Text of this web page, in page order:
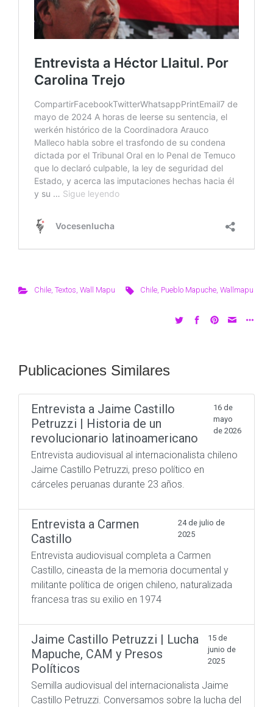
Chile, Textos, Wall Mapu Chile, Pueblo Mapuche,Wallmapu
Publicaciones Similares
Entrevista a Jaime Castillo
Petruzzi | Historia de un
revolucionario latinoamericano
16 de
mayo
de 2026
Entrevista audiovisual al internacionalista chileno
Jaime Castillo Petruzzi, preso político en
cárceles peruanas durante 23 años.
Entrevista a Carmen
Castillo
24 de julio de
2025
Entrevista audiovisual completa a Carmen
Castillo, cineasta de la memoria documental y
militante política de origen chileno, naturalizada
francesa tras su exilio en 1974
Jaime Castillo Petruzzi | Lucha
Mapuche, CAM y Presos
Políticos
15 de
junio de
2025
Semilla audiovisual del internacionalista Jaime
Castillo Petruzzi. Conversamos sobre la lucha del